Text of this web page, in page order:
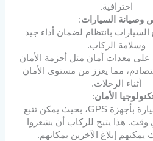
احترافية.
وصيانة السيارات:
بانتظام لضمان أداء جيد
وسلامة الركاب.
على معدات أمان مثل أحزمة الأمان
مما يعزز من مستوى الأمان
أثناء الرحلات.
الأمان:
يتم تزويد كل سيارة بأجهزة GPS، بحيث يمكن تتبع
وقت. هذا يتيح للركاب أن يشعروا
يمكنهم إبلاغ الآخرين بمكانهم.